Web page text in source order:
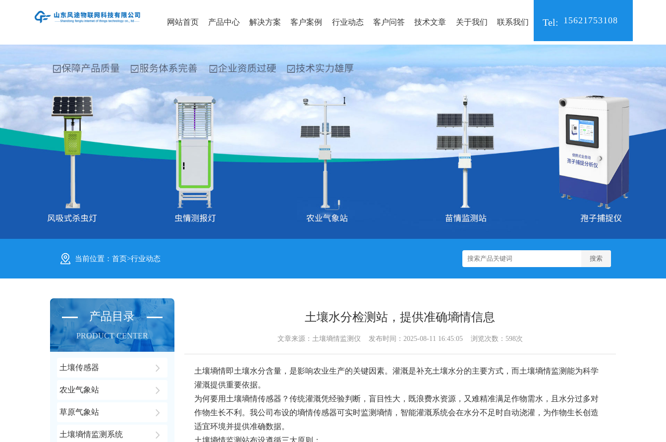
Tel: 15621753108
网站首页 产品中心 解决方案 客户案例 行业动态 客户问答 技术文章 关于我们 联系我们
当前位置： 首页>行业动态
产品目录
PRODUCT CENTER
土壤传感器
农业气象站
草原气象站
土壤墒情监测系统
土壤水分检测站，提供准确墒情信息
文章来源： 土壤墒情监测仪 发布时间：2025-08-11 16:45:05 浏览次数：598次
土壤墒情即土壤水分含量，是影响农业生产的关键因素。灌溉是补充土壤水分的主要方式，而土壤墒情监测能为科学
灌溉提供重要依据。
为何要用土壤墒情传感器？传统灌溉凭经验判断，盲目性大，既浪费水资源，又难精准满足作物需水，且水分过多对
作物生长不利。我公司布设的墒情传感器可实时监测墒情，智能灌溉系统会在水分不足时自动浇灌，为作物生长创造
适宜环境并提供准确数据。
土壤墒情监测站布设遵循三大原则：